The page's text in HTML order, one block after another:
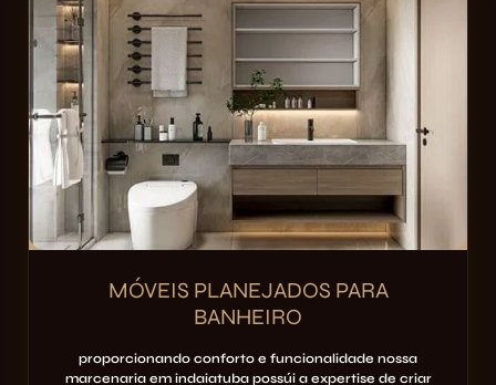
MÓVEIS PLANEJADOS PARA
BANHEIRO
proporcionando conforto e funcionalidade nossa
marcenaria em indaiatuba possúi a expertise de criar